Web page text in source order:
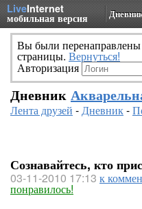
LiveInternet
мобильная версия
Вы были
страницы. Вернуться!
Авторизация
Дневник
Лента друзей -Дневник-
Сознавайтесь, кто
03-11-2010 17:13 к
понравилось!